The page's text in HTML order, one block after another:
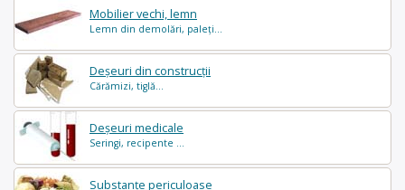
Mobilier vechi, lemn
Lemn din demolări, paleți...
Deșeuri din construcții
Cărămizi, tiglă...
Deșeuri medicale
Seringi, recipente ...
Substanțe periculoase